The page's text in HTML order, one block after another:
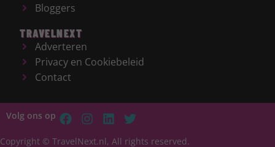
Bloggers
TRAVELNEXT
Adverteren
Privacy en Cookiebeleid
Contact
Volg ons op
Copyright © TravelNext.nl, All rights reserved.